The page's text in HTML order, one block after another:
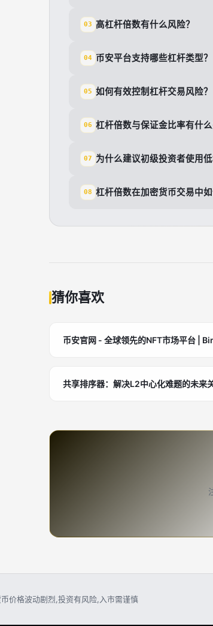
03 高杠杆倍数有什么风险？
04 币安平台支持哪些杠杆类型？
05 如何有效控制杠杆交易风险？
06 杠杆倍数与保证金比率有什么
07 为什么建议初级投资者使用低
08 杠杆倍数在加密货币交易中如
猜你喜欢
币安官网 - 全球领先的NFT市场平台 |
共享排序器：解决L2中心化难题的未来
价格波动剧烈,投资有风险,入市需谨慎